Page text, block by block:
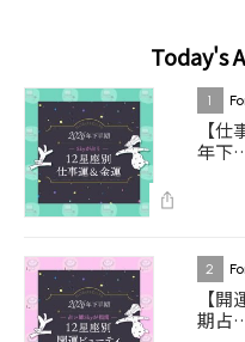
Today's
1
【
年下
2
【
期占